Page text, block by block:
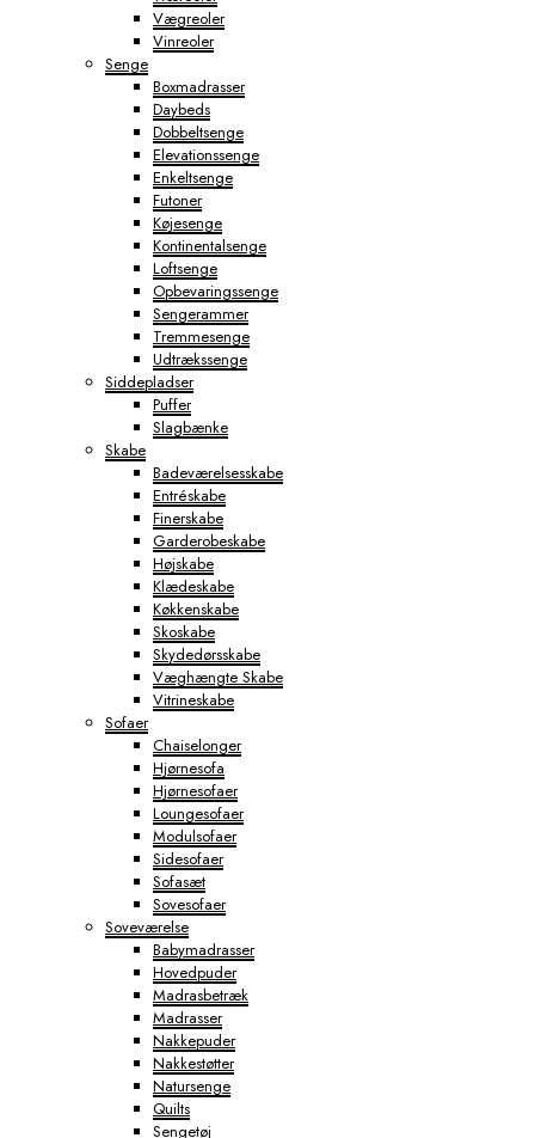
Vægreoler
Vinreoler
Senge
Boxmadrasser
Daybeds
Dobbeltsenge
Elevationssenge
Enkeltsenge
Futoner
Køjesenge
Kontinentalsenge
Loftsenge
Opbevaringssenge
Sengerammer
Tremmesenge
Udtrækssenge
Siddepladser
Puffer
Slagbænke
Skabe
Badeværelsesskabe
Entréskabe
Finerskabe
Garderobeskabe
Højskabe
Klædeskabe
Køkkenskabe
Skoskabe
Skydedørsskabe
Væghængte Skabe
Vitrineskabe
Sofaer
Chaiselonger
Hjørnesofa
Hjørnesofaer
Loungesofaer
Modulsofaer
Sidesofaer
Sofasæt
Sovesofaer
Soveværelse
Babymadrasser
Hovedpuder
Madrasbetræk
Madrasser
Nakkepuder
Nakkestøtter
Natursenge
Quilts
Sengetøj